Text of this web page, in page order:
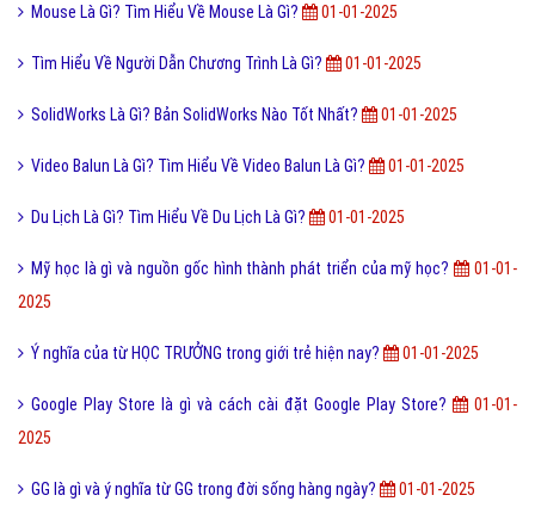
Mouse Là Gì? Tìm Hiểu Về Mouse Là Gì? 01-01-2025
Tìm Hiểu Về Người Dẫn Chương Trình Là Gì? 01-01-2025
SolidWorks Là Gì? Bản SolidWorks Nào Tốt Nhất? 01-01-2025
Video Balun Là Gì? Tìm Hiểu Về Video Balun Là Gì? 01-01-2025
Du Lịch Là Gì? Tìm Hiểu Về Du Lịch Là Gì? 01-01-2025
Mỹ học là gì và nguồn gốc hình thành phát triển của mỹ học?
01-01-
2025
Ý nghĩa của từ HỌC TRƯỞNG trong giới trẻ hiện nay? 01-01-2025
Google Play Store là gì và cách cài đặt Google Play Store?
01-01-
2025
GG là gì và ý nghĩa từ GG trong đời sống hàng ngày? 01-01-2025